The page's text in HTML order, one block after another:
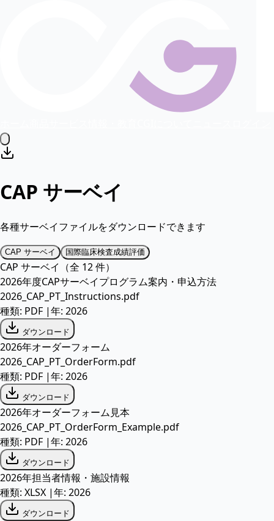
CAP サーベイ
各種サーベイファイルをダウンロードできます
CAP サーベイ 国際臨床検査成績評価
CAP サーベイ（全 12 件）
2026年度CAPサーベイプログラム案内・申込方法
2026_CAP_PT_Instructions.pdf
種類: PDF |年: 2026
ダウンロード
2026年オーダーフォーム
2026_CAP_PT_OrderForm.pdf
種類: PDF |年: 2026
ダウンロード
2026年オーダーフォーム見本
2026_CAP_PT_OrderForm_Example.pdf
種類: PDF |年: 2026
ダウンロード
2026年担当者情報・施設情報
種類: XLSX |年: 2026
ダウンロード